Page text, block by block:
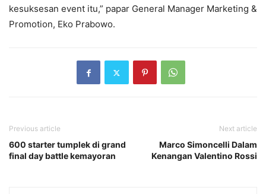
kesuksesan event itu,” papar General Manager Marketing &
Promotion, Eko Prabowo.
Previous article
600 starter tumplek di grand
final day battle kemayoran
Next article
Marco Simoncelli Dalam
Kenangan Valentino Rossi